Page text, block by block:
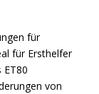
für
für Ersthelfer
ET80
von